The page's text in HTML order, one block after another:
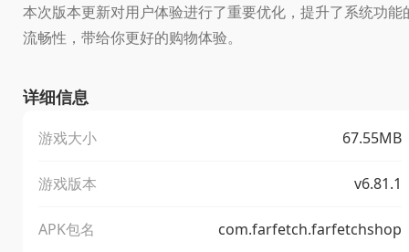
本次版本更新对用户体验进行了重要优化，提升了系统功能
流畅性，带给你更好的购物体验。
详细信息
游戏大小 67.55MB
游戏版本 v6.81.1
APK包名 com.farfetch.farfetchshop